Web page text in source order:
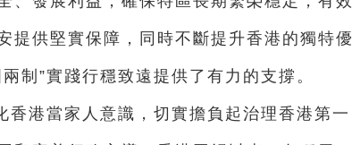
提供堅實保障，同時不斷提升香港的獨特優
制”實踐行穩致遠提供了有力的支撐。
香港當家人意識，切實擔負起治理香港第一